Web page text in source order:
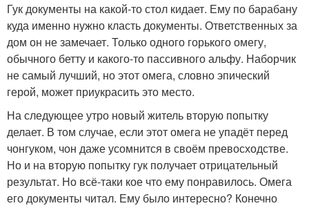
Гук документы на какой-то стол кидает. Ему по барабану
куда именно нужно класть документы. Ответственных за
дом он не замечает. Только одного горького омегу,
обычного бетту и какого-то пассивного альфу. Наборчик
не самый лучший, но этот омега, словно эпический
герой, может приукрасить это место.
На следующее утро новый житель вторую попытку
делает. В том случае, если этот омега не упадёт перед
чонгуком, чон даже усомнится в своём превосходстве.
Но и на вторую попытку гук получает отрицательный
результат. Но всё-таки кое что ему понравилось. Омега
его документы читал. Ему было интересно? Конечно